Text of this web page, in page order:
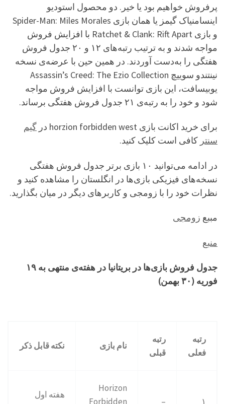
پرفروش خواهیم بود یا خیر. دو محصول استودیو
اینسامنیاک گیمز یا همان بازی Spider-Man: Miles Morales
و بازی Ratchet & Clank: Rift Apart با افزایش فروش
مواجه شدند و به ترتیب رتبه‌های ۱۲ و ۲۰ جدول فروش
هفتگی را به‌دست آوردند. در همین حین با عرضه‌ی نسخه
نینتندو سوییچ Assassin’s Creed: The Ezio Collection
یوبیسافت، این بازی توانست با افزایش فروش مواجه
شود و خود را به رتبه‌ی ۲۱ جدول فروش هفتگی برساند.
برای خرید اکانت بازی horzion forbidden west در
گیم
سنتر کافی است کلیک کنید.
در ادامه می‌توانید ۱۰ بازی برتر جدول فروش هفتگی
نسخه‌های فیزیکی بازی‌ها در انگلستان را مشاهده کنید و
نظرات خود را با زومجی و کاربرهای دیگر در میان بگذارید.
مببع زومجی
منبع
جدول فروش بازی‌ها در بریتانیا در هفته‌ی منتهی به ۱۹
فوریه (۳۰ بهمن)
رتبه
فعلی
رتبه
قبلی
نام بازی نکته قابل ذکر
۱ –
Horizon
Forbidden
هفته اول